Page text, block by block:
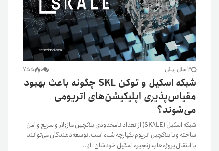
3 سال پیش 0
755
شبکه اسکیل و توکن SKL چگونه باعث بهبود
مقیاس‌پذیری اپلیکیشن‌های اتریومی
می‌شوند؟
شبکه اسکیل (SKALE) از تعداد نامحدودی بلاکچین ماژولار و سریع و امن
ساخته و با بلاکچین اتریوم یکپارچه شده است. توسعه‌دهندگان می‌توانند
با انتقال پروژه‌ها به زنجیره اسکیل خودشان، از...